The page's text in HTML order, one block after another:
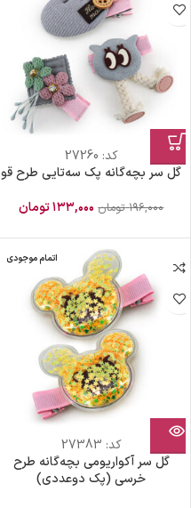
کد: 27260
گل سر بچه‌گانه پک سه‌تایی طرح قو
۱۹۶,۰۰۰ تومان ۱۳۳,۰۰۰تومان
اتمام موجودی
کد: 27383
گل سر آکواریومی بچه‌گانه طرح
خرسی (پک دوعددی)